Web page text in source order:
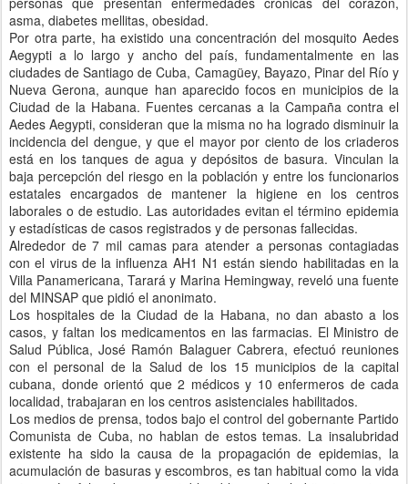
asma, diabetes mellitas, obesidad.
Por otra parte, ha existido una concentración del mosquito Aedes
Aegypti a lo largo y ancho del país, fundamentalmente en las
ciudades de Santiago de Cuba, Camagüey, Bayazo, Pinar del Río y
Nueva Gerona, aunque han aparecido focos en municipios de la
Ciudad de la Habana. Fuentes cercanas a la Campaña contra el
Aedes Aegypti, consideran que la misma no ha logrado disminuir la
incidencia del dengue, y que el mayor por ciento de los criaderos
está en los tanques de agua y depósitos de basura. Vinculan la
baja percepción del riesgo en la población y entre los funcionarios
estatales encargados de mantener la higiene en los centros
laborales o de estudio. Las autoridades evitan el término epidemia
y estadísticas de casos registrados y de personas fallecidas.
Alrededor de 7 mil camas para atender a personas contagiadas
con el virus de la influenza AH1 N1 están siendo habilitadas en la
Villa Panamericana, Tarará y Marina Hemingway, reveló una fuente
del MINSAP que pidió el anonimato.
Los hospitales de la Ciudad de la Habana, no dan abasto a los
casos, y faltan los medicamentos en las farmacias. El Ministro de
Salud Pública, José Ramón Balaguer Cabrera, efectuó reuniones
con el personal de la Salud de los 15 municipios de la capital
cubana, donde orientó que 2 médicos y 10 enfermeros de cada
localidad, trabajaran en los centros asistenciales habilitados.
Los medios de prensa, todos bajo el control del gobernante Partido
Comunista de Cuba, no hablan de estos temas. La insalubridad
existente ha sido la causa de la propagación de epidemias, la
acumulación de basuras y escombros, es tan habitual como la vida